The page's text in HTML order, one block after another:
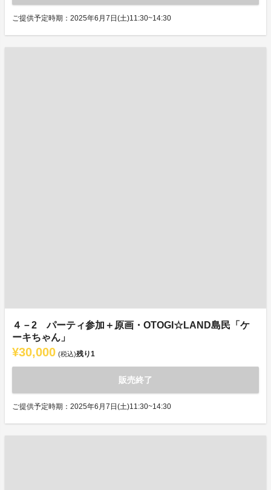
ご提供予定時期：2025年6月7日(土)11:30~14:30
４－2 パーティ参加＋原画・OTOGI☆LAND島民「ケ
ーキちゃん」
¥30,000 (税込)残り1
販売終了
ご提供予定時期：2025年6月7日(土)11:30~14:30